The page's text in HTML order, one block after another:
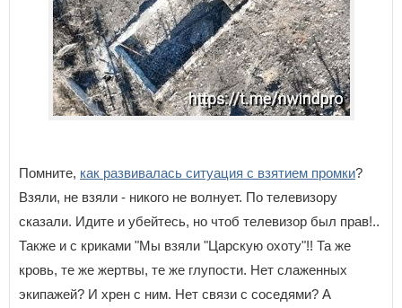
Помните, как развивалась ситуация с взятием промки?
Взяли, не взяли - никого не волнует. По телевизору
сказали. Идите и убейтесь, но чтоб телевизор был прав!..
Также и с криками "Мы взяли "Царскую охоту"!! Та же
кровь, те же жертвы, те же глупости. Нет слаженных
экипажей? И хрен с ним. Нет связи с соседями? А